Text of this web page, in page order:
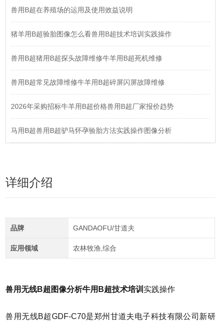
兽用B超在养殖场的运用及使用效益说明
猪羊用B超验胎图像怎么看兽用B超技术培训实践操作
兽用B超猪用B超探头故障维修牛羊用B超死机维修
兽用B超常见故障维修牛羊用B超碎屏闪屏故障维修
2026年采购招标牛羊用B超价格兽用B超厂家报价趋势
马用B超兽用B超驴马怀孕验胎方法实践操作图像分析
详细介绍
品牌 GANDAOFU/甘道夫
应用领域 农林牧渔,综合
兽用无线B超图像分析牛用B超技术培训 实践操作
兽用无线B超GDF-C70是郑州甘道夫电子科技有限公司新研